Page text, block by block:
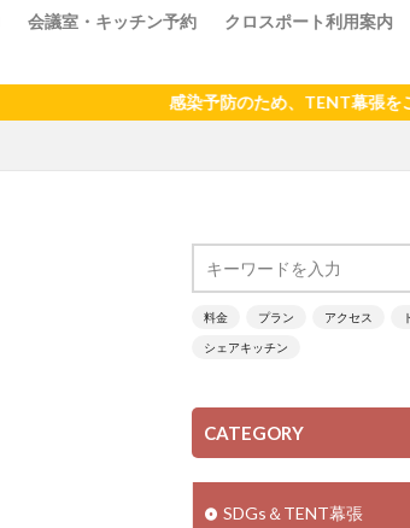
会議室・キッチン予約
クロスポート利用案内
感染予防のため、TENT幕張をご利
料金 プラン アクセス
シェアキッチン
CATEGORY
SDGs＆TENT幕張